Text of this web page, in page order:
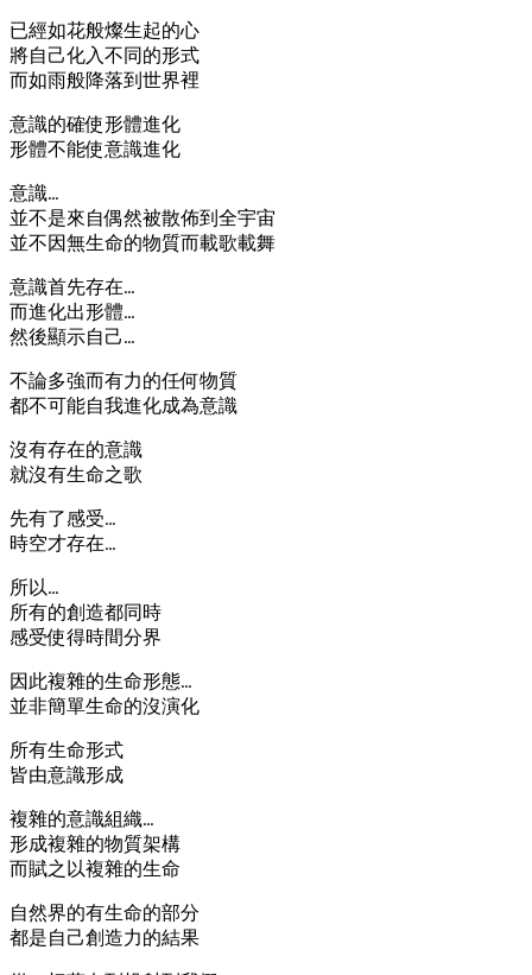
已經如花般燦生起的心
將自己化入不同的形式
而如雨般降落到世界裡
意識的確使形體進化
形體不能使意識進化
意識…
並不是來自偶然被散佈到全宇宙
並不因無生命的物質而載歌載舞
意識首先存在…
而進化出形體…
然後顯示自己…
不論多強而有力的任何物質
都不可能自我進化成為意識
沒有存在的意識
就沒有生命之歌
先有了感受…
時空才存在…
所以…
所有的創造都同時
感受使得時間分界
因此複雜的生命形態…
並非簡單生命的沒演化
所有生命形式
皆由意識形成
複雜的意識組織…
形成複雜的物質架構
而賦之以複雜的生命
自然界的有生命的部分
都是自己創造力的結果